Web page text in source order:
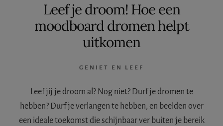
Leef je droom! Hoe een
moodboard dromen helpt
uitkomen
GENIET EN LEEF
Leef jij je droom al? Nog niet? Durf je dromen te
hebben? Durf je verlangen te hebben, en beelden over
een ideale toekomst die schijnbaar ver buiten je bereik